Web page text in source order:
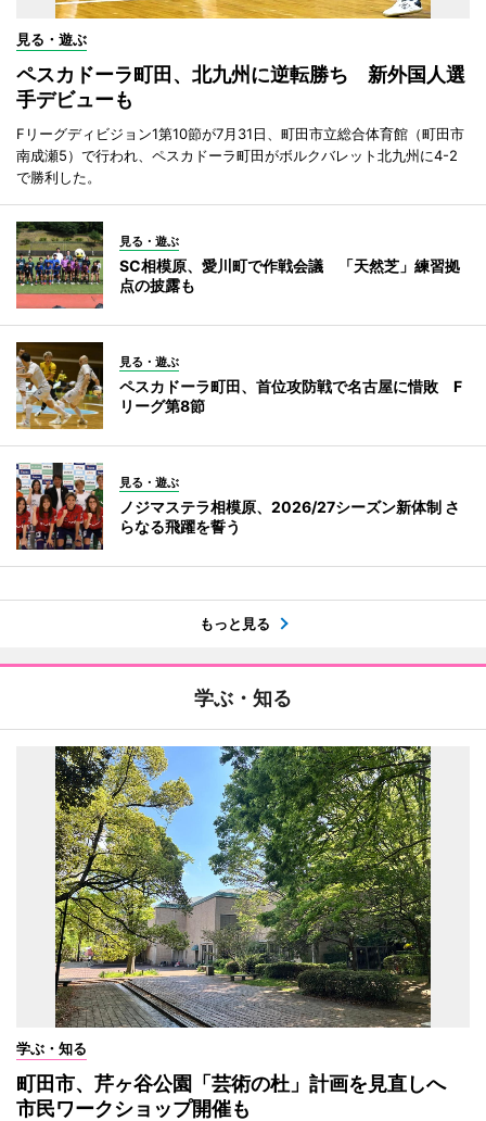
見る・遊ぶ
ペスカドーラ町田、北九州に逆転勝ち 新外国人選
手デビューも
Fリーグディビジョン1第10節が7月31日、町田市立総合体育館（町田市
南成瀬5）で行われ、ペスカドーラ町田がボルクバレット北九州に4-2
で勝利した。
見る・遊ぶ
SC相模原、愛川町で作戦会議 「天然芝」練習拠
点の披露も
見る・遊ぶ
ペスカドーラ町田、首位攻防戦で名古屋に惜敗 F
リーグ第8節
見る・遊ぶ
ノジマステラ相模原、2026/27シーズン新体制 さ
らなる飛躍を誓う
もっと見る
学ぶ・知る
学ぶ・知る
町田市、芹ヶ谷公園「芸術の杜」計画を見直しへ
市民ワークショップ開催も